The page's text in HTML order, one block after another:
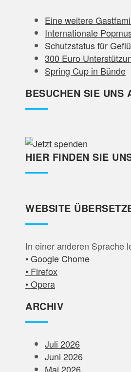
Eine weitere
Internationale
Schutzstatus für
300 Euro
Spring Cup in Bünde
BESUCHEN SIE UNS
HIER FINDEN SIE
WEBSITE
In einer anderen Sprache
• Google Chome
• Firefox
• Opera
ARCHIV
Juli 2026
Juni 2026
Mai 2026